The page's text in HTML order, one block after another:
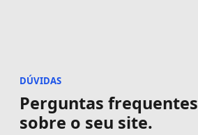
DÚVIDAS
Perguntas frequentes
sobre o seu site.